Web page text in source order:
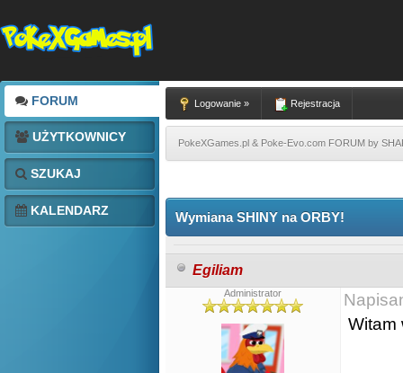
FORUM
UŻYTKOWNICY
SZUKAJ
KALENDARZ
Logowanie » Rejestracja
PokeXGames.pl & Poke-Evo.com FORUM by
Wymiana SHINY na ORBY!
Egiliam
Administrator
Witam